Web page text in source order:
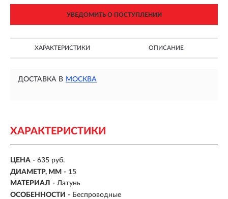
УВЕДОМИТЬ О ПОСТУПЛЕНИИ
ХАРАКТЕРИСТИКИ ОПИСАНИЕ
ДОСТАВКА В МОСКВА
ХАРАКТЕРИСТИКИ
ЦЕНА - 635 руб.
ДИАМЕТР, ММ - 15
МАТЕРИАЛ - Латунь
ОСОБЕННОСТИ - Беспроводные